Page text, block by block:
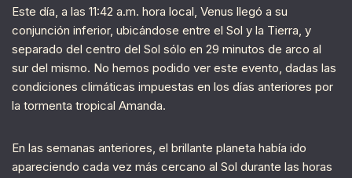
Este día, a las 11:42 a.m. hora local, Venus llegó a su
conjunción inferior, ubicándose entre el Sol y la Tierra, y
separado del centro del Sol sólo en 29 minutos de arco al
sur del mismo. No hemos podido ver este evento, dadas las
condiciones climáticas impuestas en los días anteriores por
la tormenta tropical Amanda.
En las semanas anteriores, el brillante planeta había ido
apareciendo cada vez más cercano al Sol durante las horas